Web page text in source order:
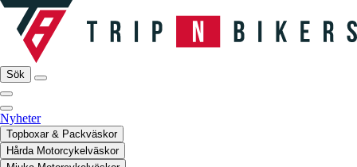
Sök
Nyheter
Topboxar & Packväskor
Hårda Motorcykelväskor